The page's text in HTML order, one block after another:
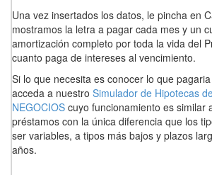
Una vez insertados los datos, le pincha en
mostramos la letra a pagar cada mes y un
amortización completo por toda la vida del
cuanto paga de intereses al vencimiento.
Si lo que necesita es conocer lo que
acceda a nuestro Simulador de Hipotecas
NEGOCIOS cuyo funcionamiento es similar
préstamos con la única diferencia que los
ser variables, a tipos más bajos y plazos
años.